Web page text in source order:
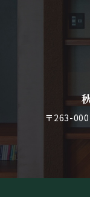
〒263-